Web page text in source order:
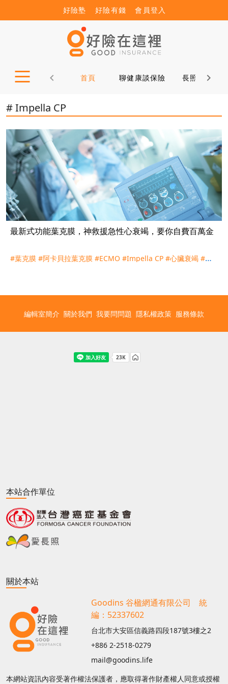
好險塾 好險有錢 會員登入
首頁 聊健康談保險 長照12問
# Impella CP
最新式功能葉克膜，神救援急性心衰竭，要你自費百萬金
#葉克膜 #阿卡貝拉葉克膜 #ECMO #Impella CP #心臟衰竭 #醫
編輯室簡介 關於我們 我要問問題 隱私權政策 服務條款
本站合作單位
關於本站
Goodins 谷楹網通有限公司 統
編：52337602
台北市大安區信義路四段187號3樓之2
+886 2-2518-0279
mail@goodins.life
本網站資訊內容受著作權法保護者，應取得著作財產權人同意或授權